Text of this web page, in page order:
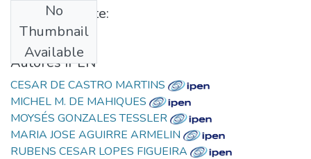
No
Thumbnail
Available
Published date:
2008
Autores IPEN
CESAR DE CASTRO MARTINS
MICHEL M. DE MAHIQUES
MOYSÉS GONZALES TESSLER
MARIA JOSE AGUIRRE ARMELIN
RUBENS CESAR LOPES FIGUEIRA